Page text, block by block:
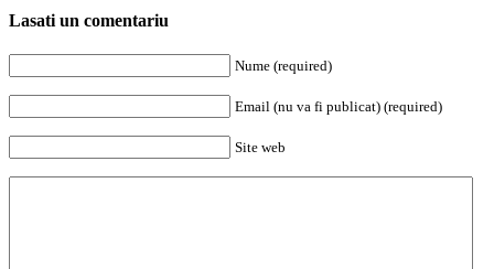
Lasati un comentariu
Nume (required)
Email (nu va fi publicat) (required)
Site web